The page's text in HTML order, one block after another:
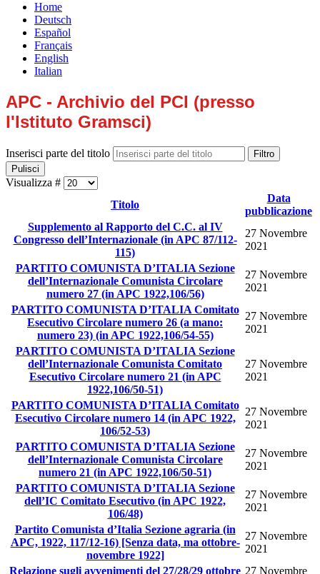
Home
Deutsch
Español
Français
English
Italian
APC - Archivio del PCI (presso
l'Istituto Gramsci)
Inserisci parte del titolo
Filtro
Pulisci
Visualizza #
Titolo
Data
pubblicazione
Supplemento al Rapporto del C.C. al IV
Congresso dell’Internazionale (in APC 87/112-
115)
27 Novembre
2021
PARTITO COMUNISTA D’ITALIA Sezione
dell’Internazionale Comunista Circolare
numero 27 (in APC 1922,106/56)
27 Novembre
2021
PARTITO COMUNISTA D’ITALIA Comitato
Esecutivo Circolare numero 26 (a mano:
numero 23) (in APC 1922,106/54-55)
27 Novembre
2021
PARTITO COMUNISTA D’ITALIA Sezione
dell’Internazionale Comunista Comitato
Esecutivo Circolare numero 21 (in APC
1922,106/50-51)
27 Novembre
2021
PARTITO COMUNISTA D’ITALIA Comitato
Esecutivo Circolare numero 14 (in APC 1922,
106/52-53)
27 Novembre
2021
PARTITO COMUNISTA D’ITALIA Sezione
dell’Internazionale Comunista Circolare
numero 21 (in APC 1922,106/50-51)
27 Novembre
2021
PARTITO COMUNISTA D’ITALIA Sezione
dell’IC Comitato Esecutivo (in APC 1922,
106/48)
27 Novembre
2021
Partito Comunista d’Italia Sezione agraria (in
APC, 1922, 117/12-16) [Senza data, ma ottobre-
novembre 1922]
27 Novembre
2021
Relazione sugli avvenimenti del 27/28/29 ottobre 27 Novembre